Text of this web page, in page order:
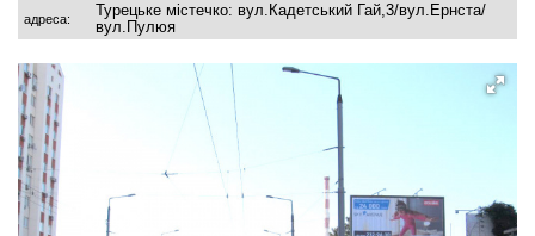
адреса:
Турецьке містечко: вул.Кадетський Гай,3/вул.Ернста/
вул.Пулюя